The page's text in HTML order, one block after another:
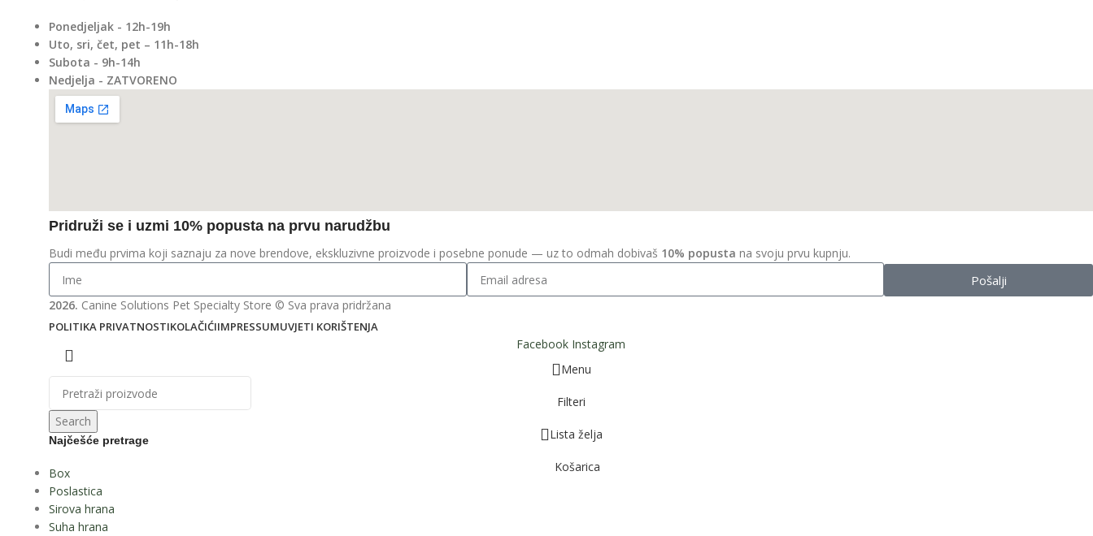
Ponedjeljak - 12h-19h
Uto, sri, čet, pet – 11h-18h
Subota - 9h-14h
Nedjelja - ZATVORENO
Pridruži se i uzmi 10% popusta na prvu narudžbu
Budi među prvima koji saznaju za nove brendove, ekskluzivne proizvode i posebne ponude — uz to odmah dobivaš 10% popusta na svoju prvu kupnju.
Pošalji
2026. Canine Solutions Pet Specialty Store © Sva prava pridržana
POLITIKA PRIVATNOSTIKOLAČIĆIIMPRESSUMUVJETI KORIŠTENJA
Search
Najčešće pretrage
Box
Poslastica
Sirova hrana
Suha hrana
Facebook Instagram
Menu
Filteri
Lista želja
Košarica